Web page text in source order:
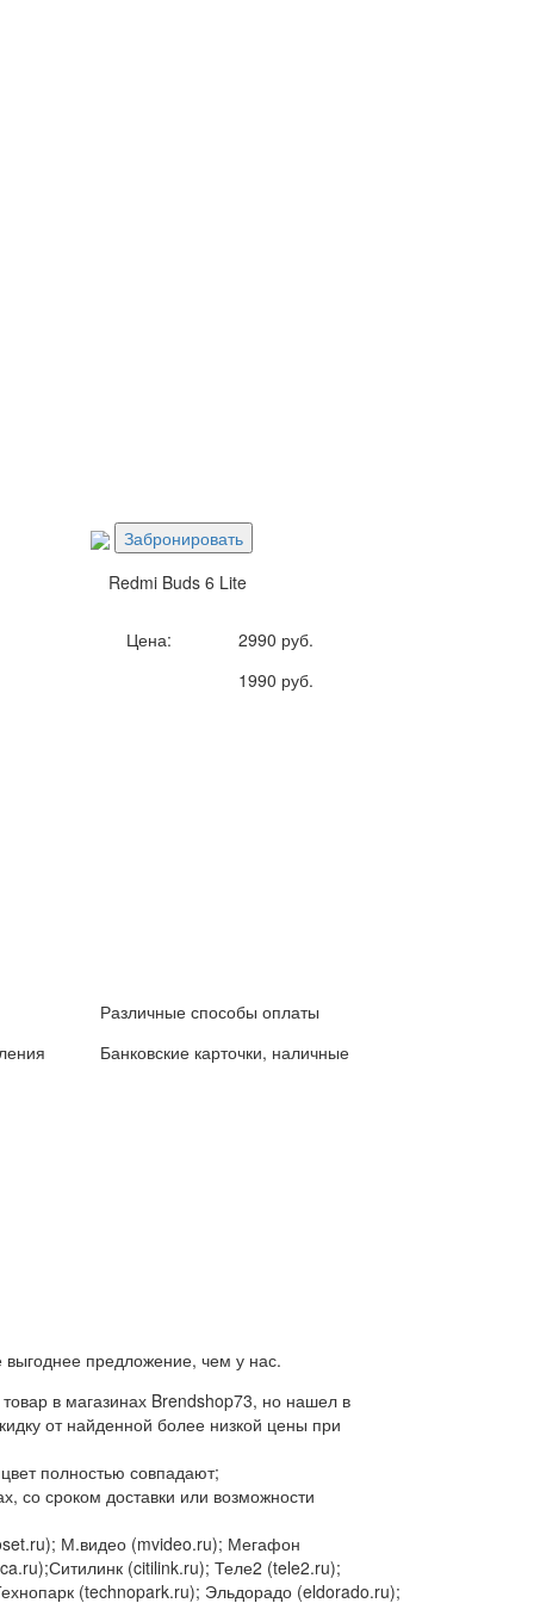
Redmi Buds 6 Lite
Цена:
2990 руб.
1990 руб.
Забронировать
Различные способы оплаты
Банковские карточки, наличные
предложение, чем у нас.
в магазинах Brendshop73, но нашел в
от найденной более низкой цены при
полностью совпадают;
со сроком доставки или возможности
М.видео (mvideo.ru); Мегафон
(citilink.ru); Теле2 (tele2.ru);
(technopark.ru); Эльдорадо (eldorado.ru);